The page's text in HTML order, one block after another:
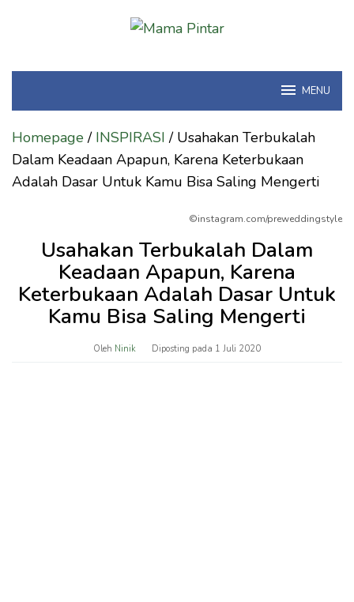
MENU
Homepage / INSPIRASI / Usahakan Terbukalah
Dalam Keadaan Apapun, Karena Keterbukaan
Adalah Dasar Untuk Kamu Bisa Saling Mengerti
©instagram.com/preweddingstyle
Usahakan Terbukalah Dalam
Keadaan Apapun, Karena
Keterbukaan Adalah Dasar Untuk
Kamu Bisa Saling Mengerti
Oleh Ninik Diposting pada 1 Juli 2020